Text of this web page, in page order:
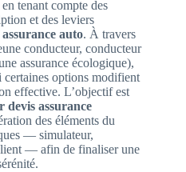
en tenant compte des
et des leviers
auto. À travers
conducteur, conducteur
assurance écologique),
options modifient
effective. L’objectif est
devis assurance
des éléments du
— simulateur,
— afin de finaliser une